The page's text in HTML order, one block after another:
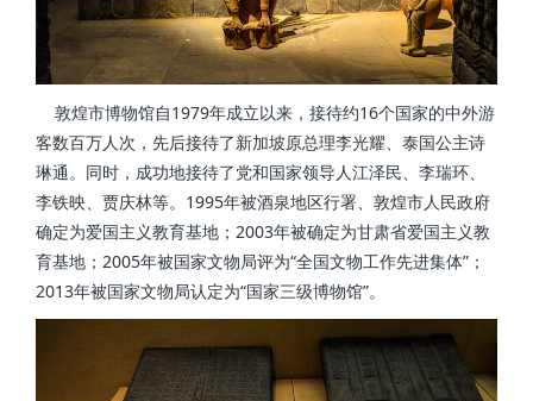
敦煌市博物馆自1979年成立以来，接待约16个国家的中外游
客数百万人次，先后接待了新加坡原总理李光耀、泰国公主诗
琳通。同时，成功地接待了党和国家领导人江泽民、李瑞环、
李铁映、贾庆林等。1995年被酒泉地区行署、敦煌市人民政府
确定为爱国主义教育基地；2003年被确定为甘肃省爱国主义教
育基地；2005年被国家文物局评为“全国文物工作先进集体”；
2013年被国家文物局认定为“国家三级博物馆”。